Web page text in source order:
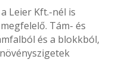
Leier Kft.-nél is
Tám- és
és a blokkból,